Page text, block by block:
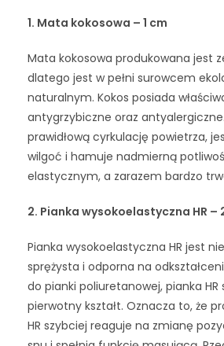
1. Mata kokosowa – 1 cm
Mata kokosowa produkowana jest
dlatego jest w pełni surowcem
naturalnym. Kokos posiada
antygrzybiczne oraz
prawidłową cyrkulację powietrza,
wilgoć i hamuje nadmierną
elastycznym, a zarazem bardzo
2. Pianka wysokoelastyczna HR –
Pianka wysokoelastyczna HR jest
sprężysta i odporna na
do pianki poliuretanowej, pianka HR
pierwotny kształt. Oznacza to, że
HR szybciej reaguje na zmianę